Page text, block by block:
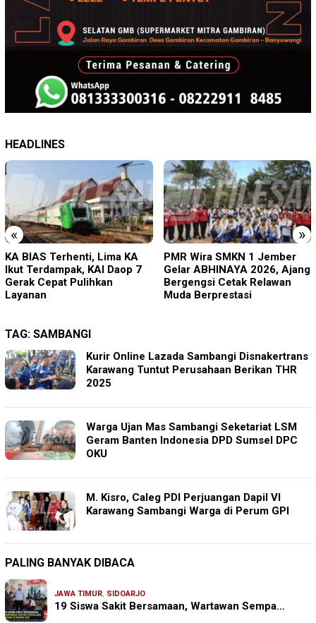
HEADLINES
« »
PMR Wira SMKN 1 Jember
Gelar ABHINAYA 2026, Ajang
Bergengsi Cetak Relawan
Muda Berprestasi
Imigrasi Ponorogo Deportasi
Satu WN Tiongkok
Salahgunakan Ijin Tinggal
TAG: SAMBANGI
Kurir Online Lazada Sambangi Disnakertrans
Karawang Tuntut Perusahaan Berikan THR
2025
Warga Ujan Mas Sambangi Seketariat LSM
Geram Banten Indonesia DPD Sumsel DPC
OKU
M. Kisro, Caleg PDI Perjuangan Dapil VI
Karawang Sambangi Warga di Perum GPI
PALING BANYAK DIBACA
JAWA TIMUR, SIDOARJO
19 Siswa Sakit Bersamaan, Wartawan Sempa…